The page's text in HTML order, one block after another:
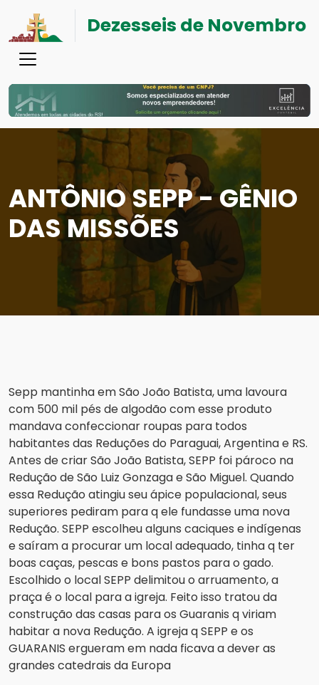
Dezesseis de Novembro
ANTÔNIO SEPP - GÊNIO
DAS MISSÕES
Sepp mantinha em São João Batista, uma lavoura
com 500 mil pés de algodão com esse produto
mandava confeccionar roupas para todos
habitantes das Reduções do Paraguai, Argentina e RS.
Antes de criar São João Batista, SEPP foi pároco na
Redução de São Luiz Gonzaga e São Miguel. Quando
essa Redução atingiu seu ápice populacional, seus
superiores pediram para q ele fundasse uma nova
Redução. SEPP escolheu alguns caciques e indígenas
e saíram a procurar um local adequado, tinha q ter
boas caças, pescas e bons pastos para o gado.
Escolhido o local SEPP delimitou o arruamento, a
praça é o local para a igreja. Feito isso tratou da
construção das casas para os Guaranis q viriam
habitar a nova Redução. A igreja q SEPP e os
GUARANIS ergueram em nada ficava a dever as
grandes catedrais da Europa